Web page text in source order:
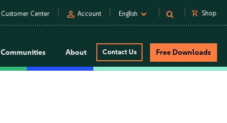
Customer Center person Account English shopping_cart Shop
Communities About Contact Us Free Downloads